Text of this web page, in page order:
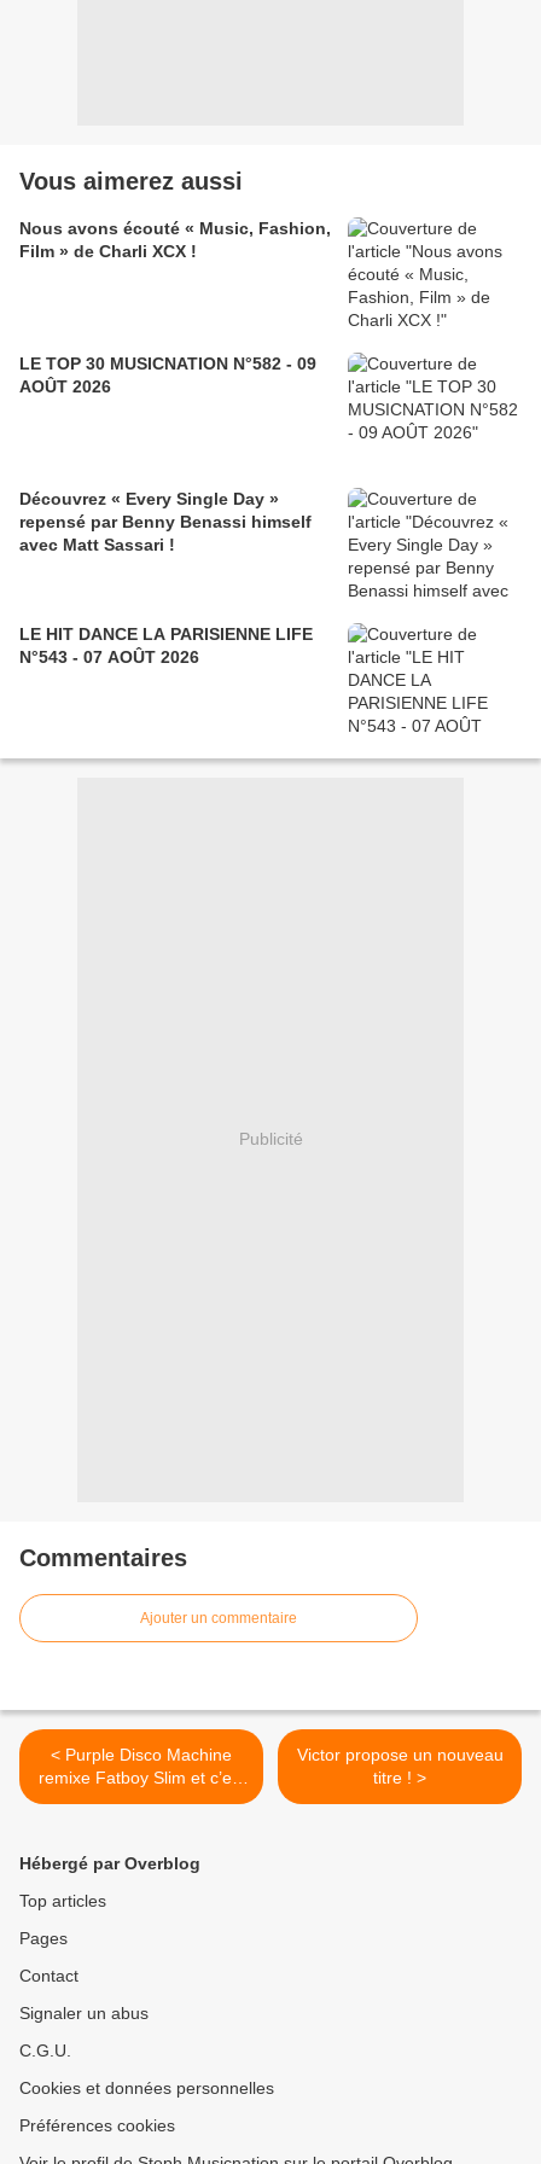
Vous aimerez aussi
Nous avons écouté « Music, Fashion,
Film » de Charli XCX !
LE TOP 30 MUSICNATION N°582 - 09
AOÛT 2026
Découvrez « Every Single Day »
repensé par Benny Benassi himself
avec Matt Sassari !
LE HIT DANCE LA PARISIENNE LIFE
N°543 - 07 AOÛT 2026
Publicité
Commentaires
Ajouter un commentaire
< Purple Disco Machine
remixe Fatboy Slim et c’est
juste géant !
Victor propose un nouveau
titre ! >
Hébergé par Overblog
Top articles
Pages
Contact
Signaler un abus
C.G.U.
Cookies et données personnelles
Préférences cookies